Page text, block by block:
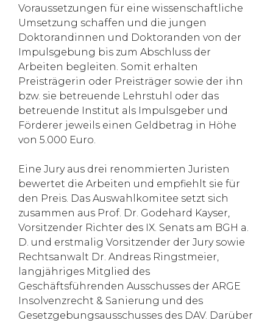
Voraussetzungen für eine wissenschaftliche
Umsetzung schaffen und die jungen
Doktorandinnen und Doktoranden von der
Impulsgebung bis zum Abschluss der
Arbeiten begleiten. Somit erhalten
Preisträgerin oder Preisträger sowie der ihn
bzw. sie betreuende Lehrstuhl oder das
betreuende Institut als Impulsgeber und
Förderer jeweils einen Geldbetrag in Höhe
von 5.000 Euro.
Eine Jury aus drei renommierten Juristen
bewertet die Arbeiten und empfiehlt sie für
den Preis. Das Auswahlkomitee setzt sich
zusammen aus Prof. Dr. Godehard Kayser,
Vorsitzender Richter des IX. Senats am BGH a.
D. und erstmalig Vorsitzender der Jury sowie
Rechtsanwalt Dr. Andreas Ringstmeier,
langjähriges Mitglied des
Geschäftsführenden Ausschusses der ARGE
Insolvenzrecht & Sanierung und des
Gesetzgebungsausschusses des DAV. Darüber